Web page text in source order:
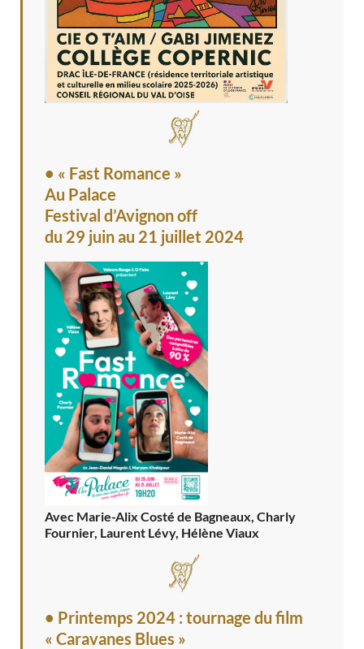
• « Fast Romance »
Au Palace
Festival d’Avignon off
du 29 juin au 21 juillet 2024
Avec Marie-Alix Costé de Bagneaux, Charly
Fournier, Laurent Lévy, Hélène Viaux
• Printemps 2024 : tournage du film
« Caravanes Blues »